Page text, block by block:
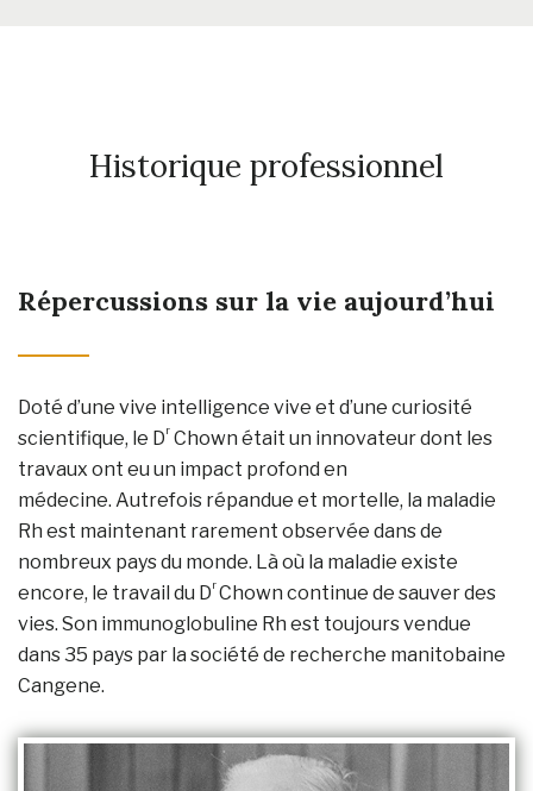
Historique professionnel
Répercussions sur la vie aujourd’hui
Doté d’une vive intelligence vive et d’une curiosité
scientifique, le Dr Chown était un innovateur dont les
travaux ont eu un impact profond en
médecine. Autrefois répandue et mortelle, la maladie
Rh est maintenant rarement observée dans de
nombreux pays du monde. Là où la maladie existe
encore, le travail du DrChown continue de sauver des
vies. Son immunoglobuline Rh est toujours vendue
dans 35 pays par la société de recherche manitobaine
Cangene.